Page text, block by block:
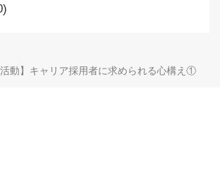
活動】キャリア採用者に求められる心構え①